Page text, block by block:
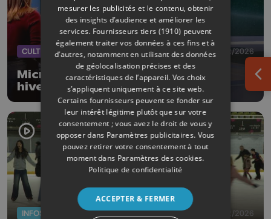
CULTURE 21/02/2026
Micro Festival -1° : 1re édition
hivernale les 27 et 28 février
INFOS 18/02/2026
mesurer les publicités et le contenu, obtenir
des insights d’audience et améliorer les
services. Fournisseurs tiers (1910) peuvent
également traiter vos données à ces fins et à
d’autres, notamment en utilisant des données
de géolocalisation précises et des
caractéristiques de l’appareil. Vos choix
s’appliquent uniquement à ce site web.
Certains fournisseurs peuvent se fonder sur
leur intérêt légitime plutôt que sur votre
consentement ; vous avez le droit de vous y
opposer dans Paramètres publicitaires. Vous
pouvez retirer votre consentement à tout
moment dans Paramètres des cookies.
Politique de confidentialité
ACCEPTER & FERMER